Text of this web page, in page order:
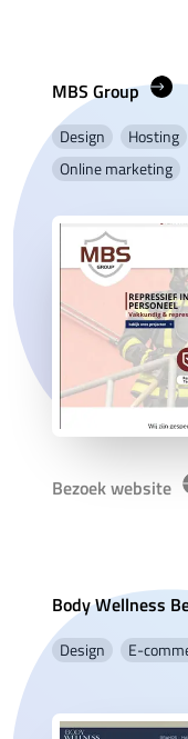
MBS Group
Design Hosting
Online marketing
Bezoek website
Body Wellness
Design E-